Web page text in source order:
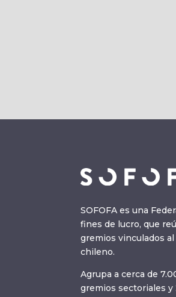
SOFOFA es una
fines de lucro, que
gremios vinculados
chileno.
Agrupa a cerca de
gremios sectoriales y